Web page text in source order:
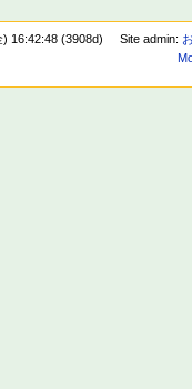
16:42:48 (3908d) Site admin: